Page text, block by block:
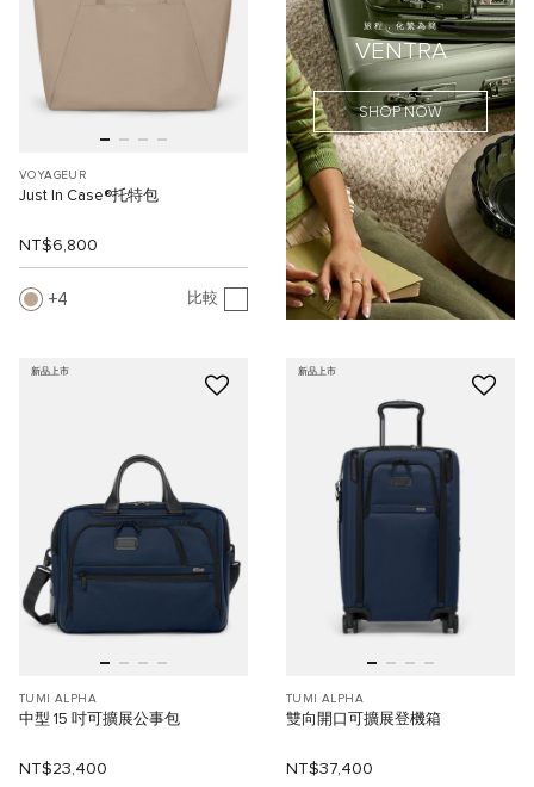
VOYAGEUR
Just In Case®托特包
NT$6,800
4 比較
旅程，化繁為簡
VENTRA
SHOP NOW
新品上市
TUMI ALPHA
中型 15 吋可擴展公事包
NT$23,400
新品上市
TUMI ALPHA
雙向開口可擴展登機箱
NT$37,400